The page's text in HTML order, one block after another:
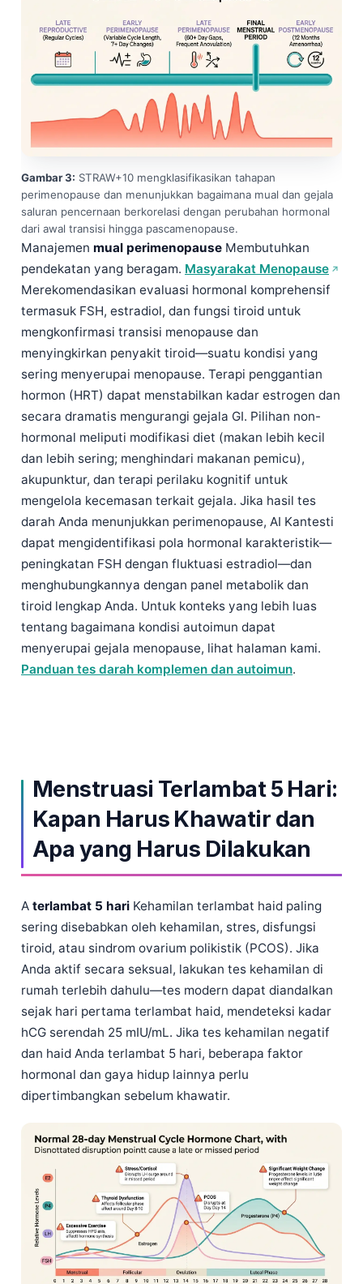
Gambar 3: STRAW+10 mengklasifikasikan tahapan
perimenopause dan menunjukkan bagaimana mual dan gejala
saluran pencernaan berkorelasi dengan perubahan hormonal
dari awal transisi hingga pascamenopause.
Manajemen mual perimenopause Membutuhkan
pendekatan yang beragam. Masyarakat Menopause
Merekomendasikan evaluasi hormonal komprehensif
termasuk FSH, estradiol, dan fungsi tiroid untuk
mengkonfirmasi transisi menopause dan
menyingkirkan penyakit tiroid—suatu kondisi yang
sering menyerupai menopause. Terapi penggantian
hormon (HRT) dapat menstabilkan kadar estrogen dan
secara dramatis mengurangi gejala GI. Pilihan non-
hormonal meliputi modifikasi diet (makan lebih kecil
dan lebih sering; menghindari makanan pemicu),
akupunktur, dan terapi perilaku kognitif untuk
mengelola kecemasan terkait gejala. Jika hasil tes
darah Anda menunjukkan perimenopause, AI Kantesti
dapat mengidentifikasi pola hormonal karakteristik—
peningkatan FSH dengan fluktuasi estradiol—dan
menghubungkannya dengan panel metabolik dan
tiroid lengkap Anda. Untuk konteks yang lebih luas
tentang bagaimana kondisi autoimun dapat
menyerupai gejala menopause, lihat halaman kami.
Panduan tes darah komplemen dan autoimun.
Menstruasi Terlambat 5 Hari:
Kapan Harus Khawatir dan
Apa yang Harus Dilakukan
A terlambat 5 hari Kehamilan terlambat haid paling
sering disebabkan oleh kehamilan, stres, disfungsi
tiroid, atau sindrom ovarium polikistik (PCOS). Jika
Anda aktif secara seksual, lakukan tes kehamilan di
rumah terlebih dahulu—tes modern dapat diandalkan
sejak hari pertama terlambat haid, mendeteksi kadar
hCG serendah 25 mIU/mL. Jika tes kehamilan negatif
dan haid Anda terlambat 5 hari, beberapa faktor
hormonal dan gaya hidup lainnya perlu
dipertimbangkan sebelum khawatir.